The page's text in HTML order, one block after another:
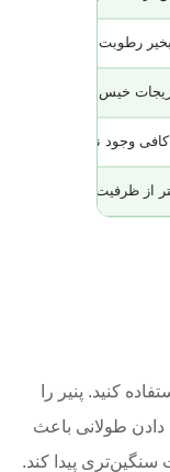
رطوبت متوقف شده
خیس یا بخار مواد
کافی وجود نداشته است
از ظرفیت نان است
کنید. پنیر را
دادن طولانی باعث
پیدا کند.